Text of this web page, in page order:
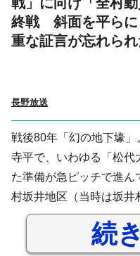
終戦 斜面を平ら
重な証言が忘れら
長野放送
戦後80年「幻の地下壕
寺平で、いわゆる「松代
た準備が急ピッチで進
村坂井地区（当時は坂
続